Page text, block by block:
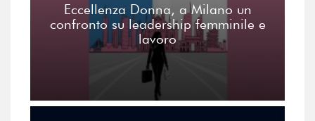
Eccellenza Donna, a Milano un
confronto su leadership femminile e
lavoro